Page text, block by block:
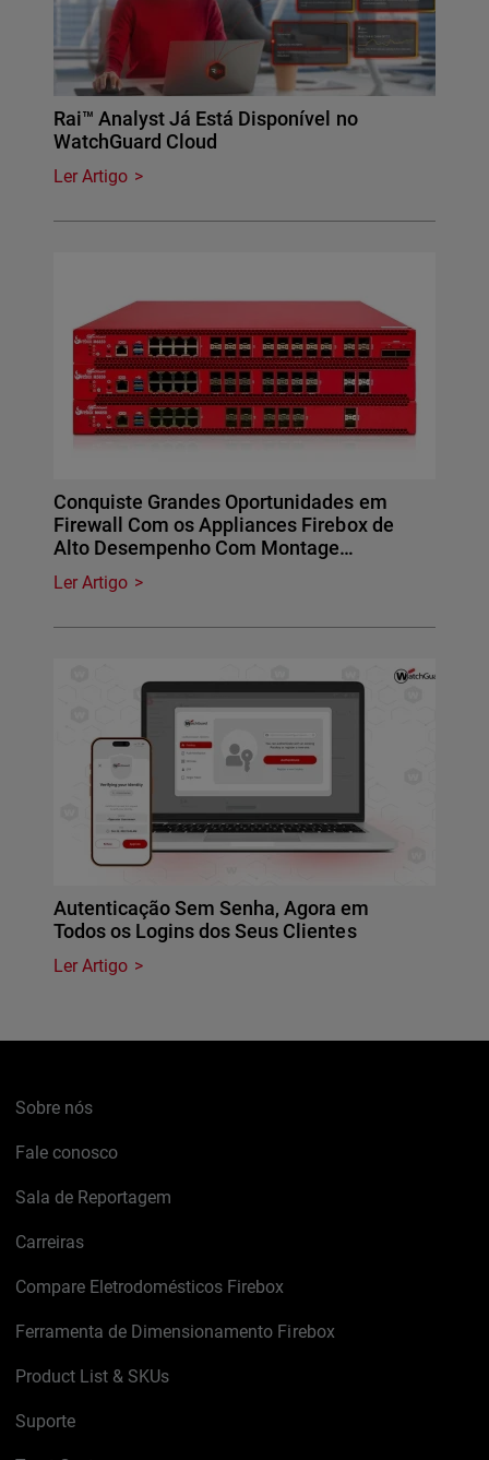
Rai™ Analyst Já Está Disponível no
WatchGuard Cloud
Ler Artigo
Conquiste Grandes Oportunidades em
Firewall Com os Appliances Firebox de
Alto Desempenho Com Montage…
Ler Artigo
Autenticação Sem Senha, Agora em
Todos os Logins dos Seus Clientes
Ler Artigo
Sobre nós
Fale conosco
Sala de Reportagem
Carreiras
Compare Eletrodomésticos Firebox
Ferramenta de Dimensionamento Firebox
Product List & SKUs
Suporte